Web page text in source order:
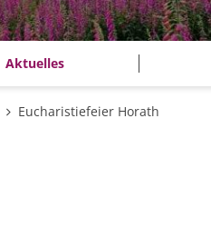
Aktuelles
Eucharistiefeier Horath